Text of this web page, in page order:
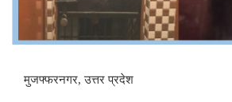
मुजफ्फरनगर, उत्तर प्रदेश